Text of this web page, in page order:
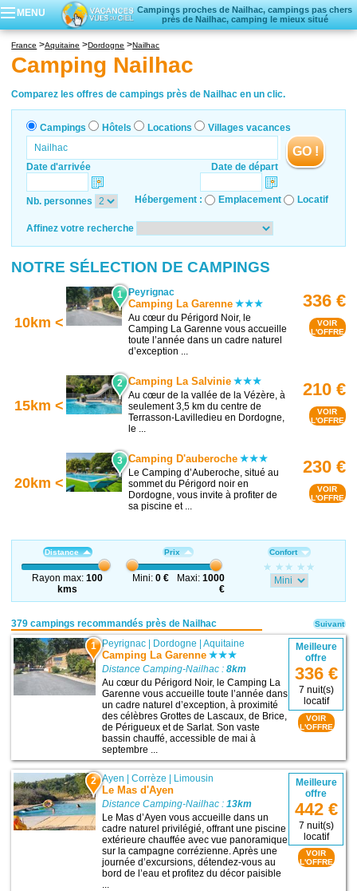
MENU
Campings proches de Nailhac, campings pas chers
près de Nailhac, camping le mieux situé
Locations vacances
Villages vacances
France Aquitaine Dordogne Nailhac
Camping Nailhac
Comparez les offres de campings près de Nailhac en un clic.
Campings Hôtels Locations Villages vacances
Date d'arrivée Date de départ
GO !
Nb. personnes Hébergement : Emplacement Locatif
Affinez votre recherche
NOTRE SÉLECTION DE CAMPINGS
10km <
1 Peyrignac
Camping La Garenne
Au cœur du Périgord Noir, le
Camping La Garenne vous accueille
toute l’année dans un cadre naturel
d’exception ...
336 €
VOIR
L'OFFRE
15km <
2 Camping La Salvinie
Au cœur de la vallée de la Vézère, à
seulement 3,5 km du centre de
Terrasson-Lavilledieu en Dordogne,
le ...
210 €
VOIR
L'OFFRE
20km <
3 Camping D'auberoche
Le Camping d’Auberoche, situé au
sommet du Périgord noir en
Dordogne, vous invite à profiter de
sa piscine et ...
230 €
VOIR
L'OFFRE
Distance
Rayon max:100
kms
Prix
Mini: 0 € Maxi:1000
€
Confort
379 campings recommandés près de Nailhac
1 Peyrignac | Dordogne |Aquitaine
Camping La Garenne
Distance Camping-Nailhac :8km
Au cœur du Périgord Noir, le Camping La
Garenne vous accueille toute l’année dans
un cadre naturel d’exception, à proximité
des célèbres Grottes de Lascaux, de Brice,
de Périgueux et de Sarlat. Son vaste
bassin chauffé, accessible de mai à
septembre ...
Meilleure
offre
336 €
7 nuit(s)
locatif
VOIR
L'OFFRE
2 Ayen |Corrèze Limousin
Le Mas d'Ayen
Distance Camping-Nailhac :13km
Le Mas d’Ayen vous accueille dans un
cadre naturel privilégié, offrant une piscine
extérieure chauffée avec vue panoramique
sur la campagne corrézienne. Après une
journée d’excursions, détendez-vous au
bord de l’eau et profitez du décor paisible
...
Meilleure
offre
442 €
7 nuit(s)
locatif
VOIR
L'OFFRE
Suivant